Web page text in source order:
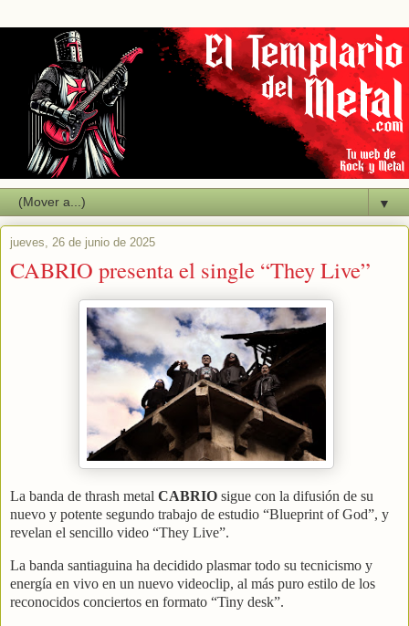
▼
jueves, 26 de junio de 2025
CABRIO presenta el single “They Live”
La banda de thrash metal CABRIO sigue con la difusión de su
nuevo y potente segundo trabajo de estudio “Blueprint of God”, y
revelan el sencillo video “They Live”.
La banda santiaguina ha decidido plasmar todo su tecnicismo y
energía en vivo en un nuevo videoclip, al más puro estilo de los
reconocidos conciertos en formato “Tiny desk”.